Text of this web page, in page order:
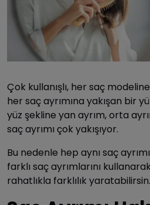
Çok kullanışlı, her saç
her saç ayrımına yakışan bir
yüz şekline yan ayrım, orta
saç ayrımı çok yakışıyor.
Bu nedenle hep aynı saç
farklı saç ayrımlarını
rahatlıkla farklılık yaratabilirsin.